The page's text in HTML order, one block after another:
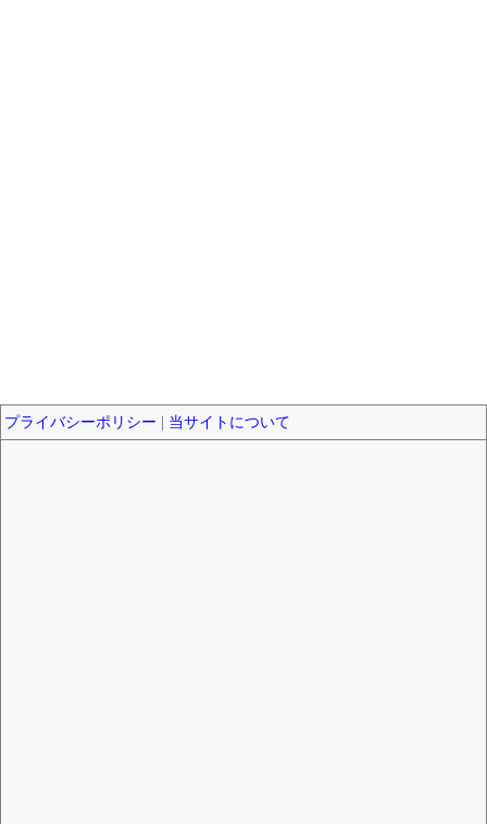
プライバシーポリシー 当サイトについて